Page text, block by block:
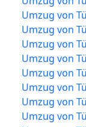
Umzug von
Umzug von
Umzug von
Umzug von
Umzug von
Umzug von
Umzug von
Umzug von